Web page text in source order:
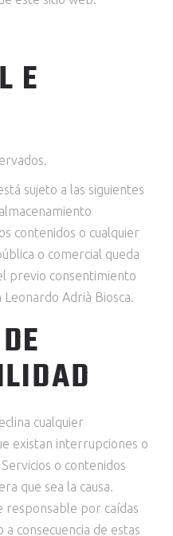
E
sujeto a las siguientes
contenidos o cualquier
o comercial queda
previo consentimiento
Adrià Biosca.
cualquier
existan interrupciones o
o contenidos
que sea la causa.
responsable por caídas
consecuencia de estas